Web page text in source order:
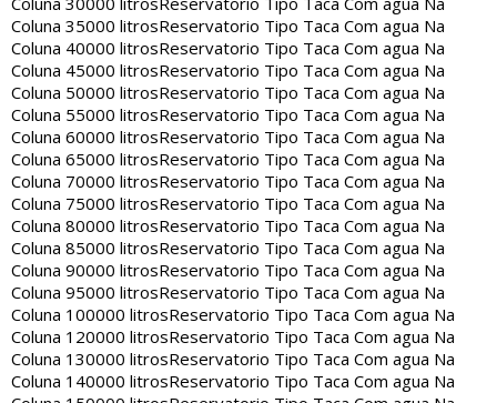
Coluna 35000 litrosReservatorio Tipo Taca Com agua Na
Coluna 40000 litrosReservatorio Tipo Taca Com agua Na
Coluna 45000 litrosReservatorio Tipo Taca Com agua Na
Coluna 50000 litrosReservatorio Tipo Taca Com agua Na
Coluna 55000 litrosReservatorio Tipo Taca Com agua Na
Coluna 60000 litrosReservatorio Tipo Taca Com agua Na
Coluna 65000 litrosReservatorio Tipo Taca Com agua Na
Coluna 70000 litrosReservatorio Tipo Taca Com agua Na
Coluna 75000 litrosReservatorio Tipo Taca Com agua Na
Coluna 80000 litrosReservatorio Tipo Taca Com agua Na
Coluna 85000 litrosReservatorio Tipo Taca Com agua Na
Coluna 90000 litrosReservatorio Tipo Taca Com agua Na
Coluna 95000 litrosReservatorio Tipo Taca Com agua Na
Coluna 100000 litrosReservatorio Tipo Taca Com agua Na
Coluna 120000 litrosReservatorio Tipo Taca Com agua Na
Coluna 130000 litrosReservatorio Tipo Taca Com agua Na
Coluna 140000 litrosReservatorio Tipo Taca Com agua Na